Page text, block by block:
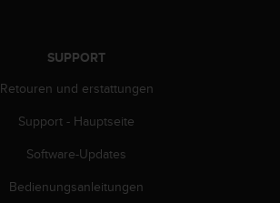
SUPPORT
Retouren und erstattungen
Support - Hauptseite
Software-Updates
Bedienungsanleitungen